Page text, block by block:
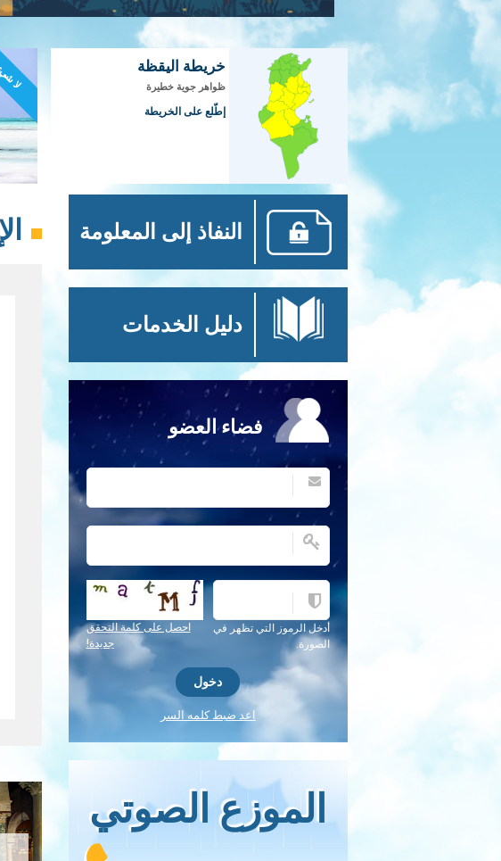
خريطة اليقظة
ظواهر جوية خطيرة
إطّلع على الخريطة
لا
النفاذ إلى المعلومة
دليل الخدمات
فضاء العضو
أدخل الرموز التي تظهر في
الصورة.
احصل على كلمة التحقق
جديدة!
اعد ضبط كلمه السر
الموزع الصوتي